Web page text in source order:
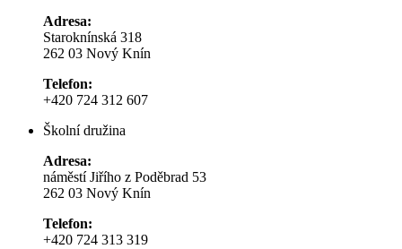
Adresa:
Staroknínská 318
262 03 Nový Knín
Telefon:
+420 724 312 607
Školní družina
Adresa:
náměstí Jiřího z Poděbrad 53
262 03 Nový Knín
Telefon:
+420 724 313 319